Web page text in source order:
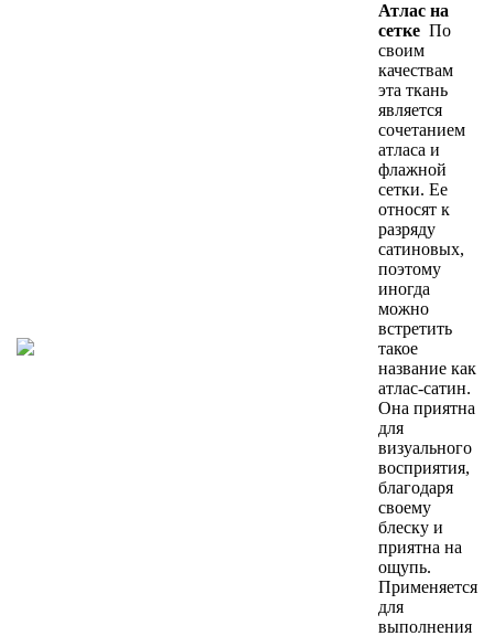
Атлас на
сетке По
своим
качествам
эта ткань
является
сочетанием
атласа и
флажной
сетки. Ее
относят к
разряду
сатиновых,
поэтому
иногда
можно
встретить
такое
название как
атлас-сатин.
Она приятна
для
визуального
восприятия,
благодаря
своему
блеску и
приятна на
ощупь.
Применяется
для
выполнения